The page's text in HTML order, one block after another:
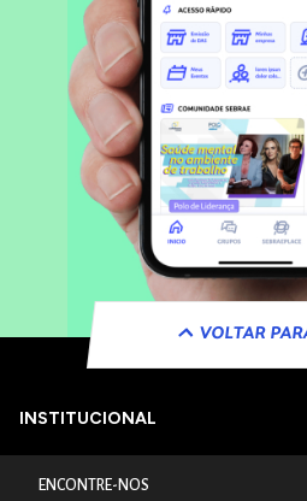
VOLTAR
INSTITUCIONAL
ENCONTRE-NOS